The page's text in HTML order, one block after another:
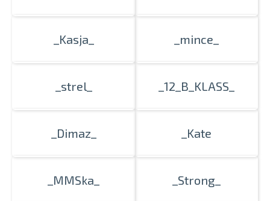
_Kasja_ _mince_
_strel_ _12_B_KLASS_
_Dimaz_ _Kate
_MMSka_ _Strong_